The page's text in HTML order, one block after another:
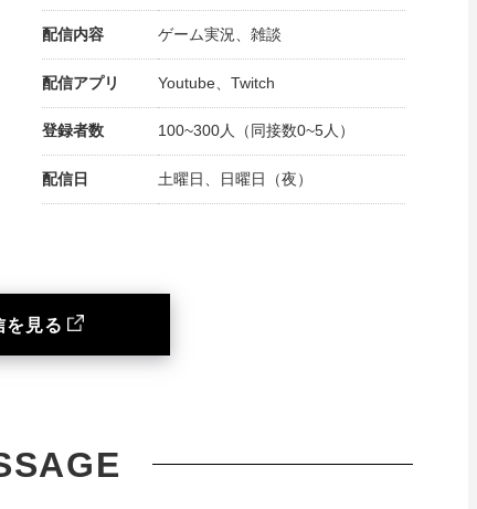
配信内容 ゲーム実況、雑談
配信アプリ Youtube、Twitch
登録者数 100~300人（同接数0~5人）
配信日 土曜日、日曜日（夜）
を見る